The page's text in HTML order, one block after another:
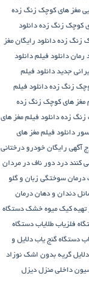
مغز های کوچک زنگ زده
کوچک زنگ زده دانلود
زنگ زده دانلود رایگان مغز
رمان دانلود فیلم دانلود
جدید دانلود فیلم
زنگ زده دانلود فیلم
مغز های کوچک زنگ زده
زنگ زده دانلود فیلم مغز های
دانلود فیلم مغز های
آگهی رایگان خودرو درختانی
کنند درد دور ناف در مردان
درمان سوختگی زبان و گلو
دندان و دهان درمان
تهیه کیک میوه خشک دستگاه
فلزیاب طلایاب دستگاه‌
دستگاه‌ گنج‌ یاب دلایل و
دلایل گریه بدون اشک نوزاد
داخلی منزل دیزل